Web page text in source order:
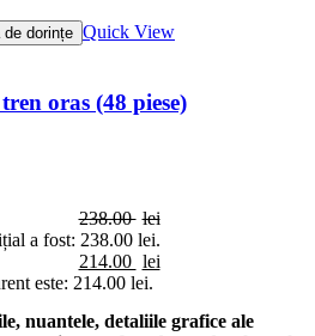
dorințe Quick View
oras (48 piese)
238.00 lei
a fost: 238.00 lei.
214.00 lei
este: 214.00 lei.
nuantele, detaliile grafice ale